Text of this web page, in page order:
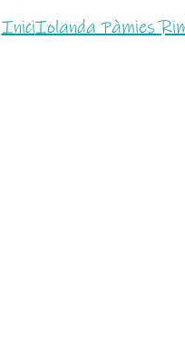
IniciIolanda Pàmies